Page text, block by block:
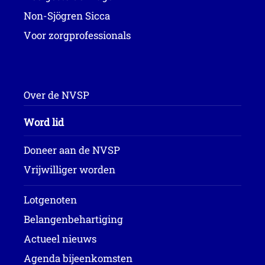
Non-Sjögren Sicca
Voor zorgprofessionals
Over de NVSP
Word lid
Doneer aan de NVSP
Vrijwilliger worden
Lotgenoten
Belangenbehartiging
Actueel nieuws
Agenda bijeenkomsten